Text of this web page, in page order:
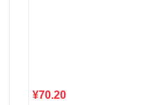
¥70.20